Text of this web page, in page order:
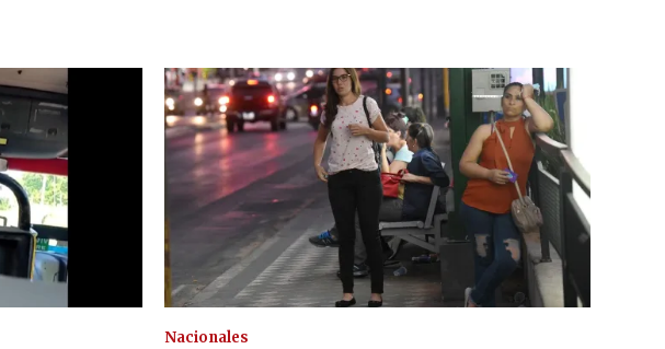
Nacionales